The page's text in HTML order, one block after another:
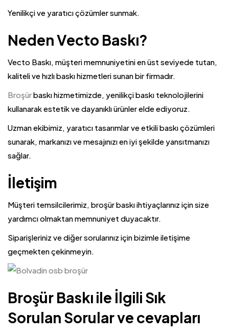
Yenilikçi ve yaratıcı çözümler sunmak.
Neden Vecto Baskı?
Vecto Baskı, müşteri memnuniyetini en üst seviyede tutan,
kaliteli ve hızlı baskı hizmetleri sunan bir firmadır.
Broşürbaskı hizmetimizde, yenilikçi baskı teknolojilerini
kullanarak estetik ve dayanıklı ürünler elde ediyoruz.
Uzman ekibimiz, yaratıcı tasarımlar ve etkili baskı çözümleri
sunarak, markanızı ve mesajınızı en iyi şekilde yansıtmanızı
sağlar.
İletişim
Müşteri temsilcilerimiz, broşür baskı ihtiyaçlarınız için size
yardımcı olmaktan memnuniyet duyacaktır.
Siparişleriniz ve diğer sorularınız için bizimle iletişime
geçmekten çekinmeyin.
Broşür Baskı ile İlgili Sık
Sorulan Sorular ve cevapları